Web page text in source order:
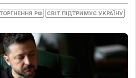
РФ СВІТ ПІДТРИМУЄ УКРАЇНУ